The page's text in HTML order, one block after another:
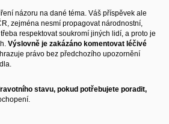
názoru na dané téma. Váš příspěvek ale
zejména nesmí propagovat národnostní,
respektovat soukromí jiných lidí, a proto je
Výslovně je zakázáno komentovat léčivé
právo bez předchozího upozornění
stavu, pokud potřebujete poradit,